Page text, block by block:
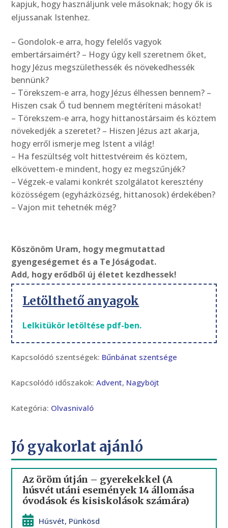
kapjuk, hogy használjunk vele másoknak; hogy ők is
eljussanak Istenhez.
– Gondolok-e arra, hogy felelős vagyok
embertársaimért? – Hogy úgy kell szeretnem őket,
hogy Jézus megszülethessék és növekedhessék
bennünk?
– Törekszem-e arra, hogy Jézus élhessen bennem? –
Hiszen csak Ő tud bennem megtéríteni másokat!
– Törekszem-e arra, hogy hittanostársaim és köztem
növekedjék a szeretet? – Hiszen Jézus azt akarja,
hogy erről ismerje meg Istent a világ!
– Ha feszültség volt hittestvéreim és köztem,
elkövettem-e mindent, hogy ez megszűnjék?
– Végzek-e valami konkrét szolgálatot keresztény
közösségem (egyházközség, hittanosok) érdekében?
– Vajon mit tehetnék még?
Köszönöm Uram, hogy megmutattad
gyengeségemet és a Te Jóságodat.
Add, hogy erődből új életet kezdhessek!
Letölthető anyagok
Lelkitükör letöltése pdf-ben.
Kapcsolódó szentségek: Bűnbánat szentsége
Kapcsolódó időszakok:Advent, Nagyböjt
Kategória: Olvasnivaló
Jó gyakorlat ajánló
Az öröm útján – gyerekekkel (A
húsvét utáni események 14 állomása
óvodások és kisiskolások számára)
Húsvét, Pünkösd